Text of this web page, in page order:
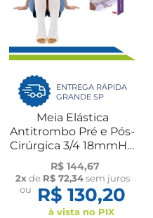
ENTREGA RÁPIDA
GRANDE SP
Meia Elástica
Antitrombo Pré e Pós-
Cirúrgica 3/4 18mmHg
AES Estéril Par Venosan
R$ 144,67
2xde R$ 72,34sem juros
ou
R$ 130,20
à vista no PIX